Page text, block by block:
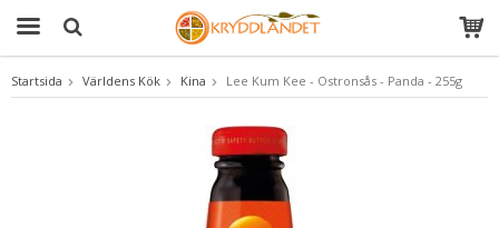
Produkten har blivit tillagd i varukorgen
Startsida Världens Kök Kina Lee Kum Kee - Ostronsås - Panda - 255g